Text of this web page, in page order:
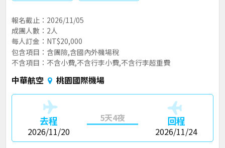
報名截止：2026/11/05
成團人數：2人
每人訂金：NT$20,000
包含項目：含團險,含國內外機場稅
不含項目：不含小費,不含行李小費,不含行李超重費
中華航空 桃園國際機場
去程
2026/11/20
5天4夜 回程
2026/11/24